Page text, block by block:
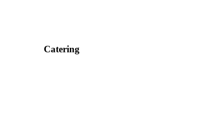
Catering